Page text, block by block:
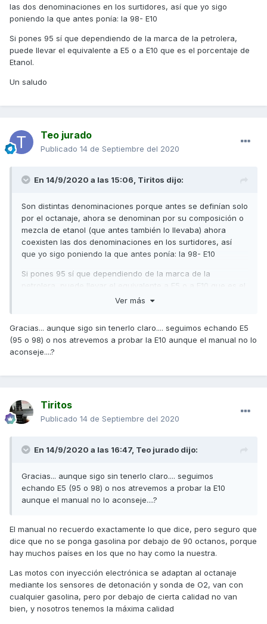
Porque según he leído, la E10 es mas corrosiva....
cambiar a una 98 E5 o pasar a cualquiera de las 2 en E10...
las dos denominaciones en los surtidores, así que yo sigo
poniendo la que antes ponía: la 98- E10
Si pones 95 sí que dependiendo de la marca de la petrolera,
puede llevar el equivalente a E5 o a E10 que es el porcentaje de
Etanol.
Un saludo
Teo jurado
Publicado 14 de Septiembre del 2020
En 14/9/2020 a las 15:06, Tiritos dijo:
Son distintas denominaciones porque antes se definían solo
por el octanaje, ahora se denominan por su composición o
mezcla de etanol (que antes también lo llevaba) ahora
coexisten las dos denominaciones en los surtidores, así
que yo sigo poniendo la que antes ponía: la 98- E10
Si pones 95 sí que dependiendo de la marca de la
petrolera, puede llevar el equivalente a E5 o a E10 que es el
Ver más
Gracias... aunque sigo sin tenerlo claro.... seguimos echando E5
(95 o 98) o nos atrevemos a probar la E10 aunque el manual no lo
aconseje....?
Tiritos
Publicado 14 de Septiembre del 2020
En 14/9/2020 a las 16:47, Teo jurado dijo:
Gracias... aunque sigo sin tenerlo claro.... seguimos
echando E5 (95 o 98) o nos atrevemos a probar la E10
aunque el manual no lo aconseje....?
El manual no recuerdo exactamente lo que dice, pero seguro que
dice que no se ponga gasolina por debajo de 90 octanos, porque
hay muchos países en los que no hay como la nuestra.
Las motos con inyección electrónica se adaptan al octanaje
mediante los sensores de detonación y sonda de O2, van con
cualquier gasolina, pero por debajo de cierta calidad no van
bien, y nosotros tenemos la máxima calidad